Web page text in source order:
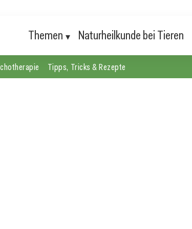
Themen Naturheilkunde bei Tieren
Tipps, Tricks & Rezepte